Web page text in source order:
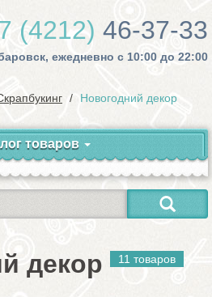
(4212) 46-37-33
ежедневно с 10:00 до 22:00
Новогодний декор
товаров
декор 11 товаров